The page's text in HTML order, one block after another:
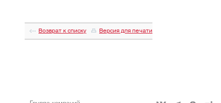
Возврат к списку Версия для печати